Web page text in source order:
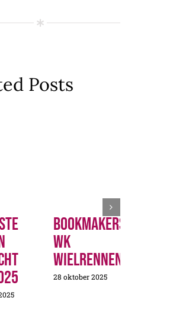
Posts
Bookmakers
Wk
Wielrennen
28 oktober 2025